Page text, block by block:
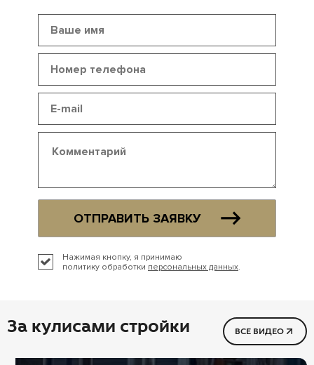
ОТПРАВИТЬ ЗАЯВКУ
Нажимая кнопку, я принимаю
политику обработки персональных данных.
За кулисами стройки ВСЕ ВИДЕО